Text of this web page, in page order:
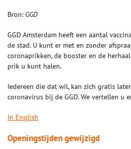
Bron: GGD
GGD Amsterdam heeft een aantal
de stad. U kunt er met en zonder
coronaprikken, de booster en de
prik u kunt halen.
Iedereen die dat wil, kan zich gratis
coronavirus bij de GGD. We vertellen u
In English
Openingstijden gewijzigd